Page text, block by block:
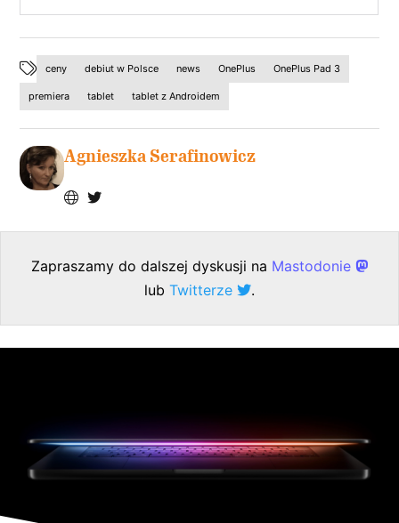
ceny debiut w Polsce news OnePlus OnePlus Pad 3
premiera tablet tablet z Androidem
Agnieszka Serafinowicz
Zapraszamy do dalszej dyskusji na Mastodonie
lub Twitterze .